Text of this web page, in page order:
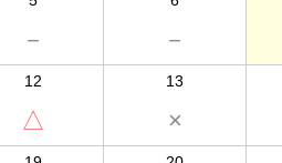
－ －
12
△
13
×